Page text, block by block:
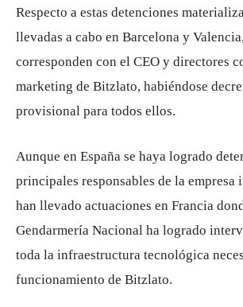
Respecto a estas detenciones
llevadas a cabo en Barcelona y
corresponden con el CEO y directores
marketing de Bitzlato, habiéndose
provisional para todos ellos.
Aunque en España se haya logrado
principales responsables de la empresa
han llevado actuaciones en Francia
Gendarmería Nacional ha logrado
toda la infraestructura tecnológica
funcionamiento de Bitzlato.